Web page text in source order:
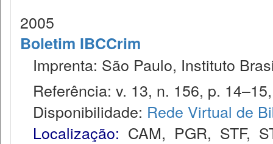
2005
Boletim IBCCrim
Imprenta: São Paulo, Instituto
Referência: v. 13, n. 156, p.
Disponibilidade: Rede Virtual de
Localização: CAM, PGR, STF,